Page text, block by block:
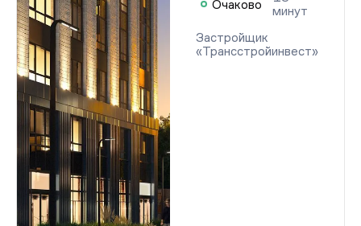
Очаково
минут
Застройщик
«Трансстройинвест»